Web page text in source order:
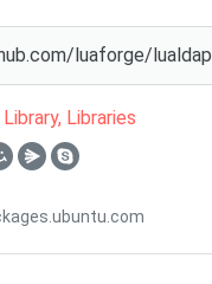
luaforge/lualdap
, Libraries